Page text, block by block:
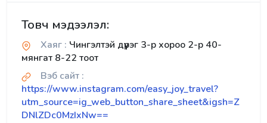
Товч мэдээлэл:
Хаяг : Чингэлтэй дүүрэг 3-р хороо 2-р 40-
мянгат 8-22 тоот
Вэб сайт :
https://www.instagram.com/easy_joy_travel?
utm_source=ig_web_button_share_sheet&igsh=Z
DNlZDc0MzIxNw==